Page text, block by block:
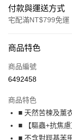
付款與運送方式
宅配滿NT$799免運
信用卡一次付款
Apple Pay
悠遊付
貨到付款
商品特色
商品編號
6492458
商品特色
■ 天然苦楝及薰
■ 【驅蟲+抗焦
■ 不含對羥基苯